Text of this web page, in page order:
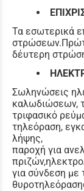
Τα εσωτερικά
δέυτερη
Σωληνώσεις
καλωδιώσεων,
τριφασικό
τηλεόραση,
λήψης,
παροχή για
για σύνδεση